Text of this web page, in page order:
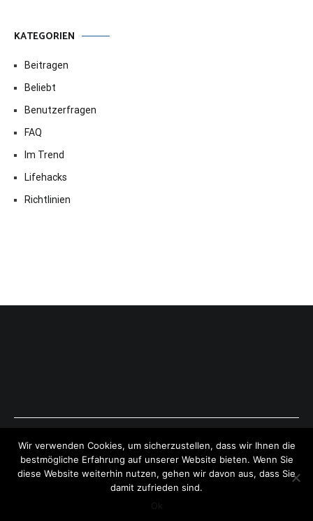
KATEGORIEN
Beitragen
Beliebt
Benutzerfragen
FAQ
Im Trend
Lifehacks
Richtlinien
Copyright © 2026ExpressAntworten.com . All rights reserved.
Theme:Cenote by ThemeGrill. Powered byWordPress .
Wir verwenden Cookies, um sicherzustellen, dass wir Ihnen die
bestmögliche Erfahrung auf unserer Website bieten. Wenn Sie
diese Website weiterhin nutzen, gehen wir davon aus, dass Sie
damit zufrieden sind.
Ok